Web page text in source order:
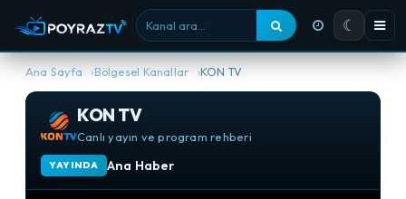
Kanal ara ☾
Ana Sayfa Bölgesel Kanallar KON TV
KON TV
Canlı yayın ve program rehberi
YAYINDA Ana Haber